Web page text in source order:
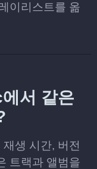
이리스트를 옮
서 같은
생 시간, 버전
트랙과 앨범을